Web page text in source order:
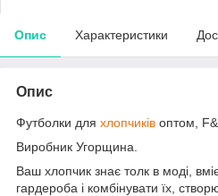
Опис Характеристики
Опис
Футболки для хлопчиків оптом,
Виробник Угорщина.
Ваш хлопчик знає толк в моді,
гардероба і комбінувати їх,